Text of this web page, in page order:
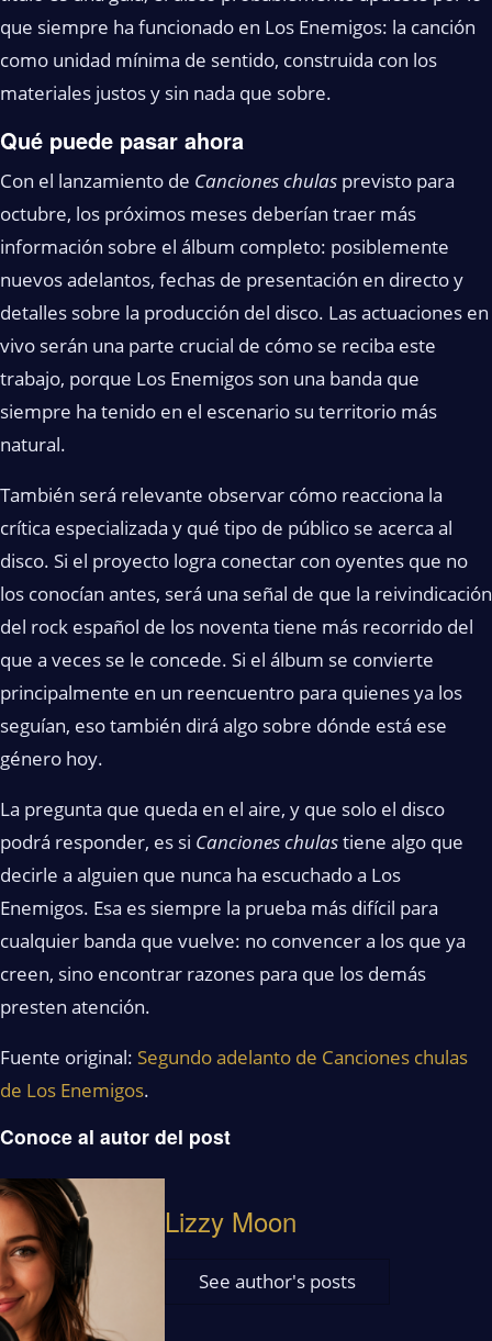
que siempre ha funcionado en Los Enemigos: la canción
como unidad mínima de sentido, construida con los
materiales justos y sin nada que sobre.
Qué puede pasar ahora
Con el lanzamiento de Canciones chulas previsto para
octubre, los próximos meses deberían traer más
información sobre el álbum completo: posiblemente
nuevos adelantos, fechas de presentación en directo y
detalles sobre la producción del disco. Las actuaciones en
vivo serán una parte crucial de cómo se reciba este
trabajo, porque Los Enemigos son una banda que
siempre ha tenido en el escenario su territorio más
natural.
También será relevante observar cómo reacciona la
crítica especializada y qué tipo de público se acerca al
disco. Si el proyecto logra conectar con oyentes que no
los conocían antes, será una señal de que la reivindicación
del rock español de los noventa tiene más recorrido del
que a veces se le concede. Si el álbum se convierte
principalmente en un reencuentro para quienes ya los
seguían, eso también dirá algo sobre dónde está ese
género hoy.
La pregunta que queda en el aire, y que solo el disco
podrá responder, es si Canciones chulastiene algo que
decirle a alguien que nunca ha escuchado a Los
Enemigos. Esa es siempre la prueba más difícil para
cualquier banda que vuelve: no convencer a los que ya
creen, sino encontrar razones para que los demás
presten atención.
Fuente original: Segundo adelanto de Canciones chulas
de Los Enemigos.
Conoce al autor del post
Lizzy Moon
See author's posts